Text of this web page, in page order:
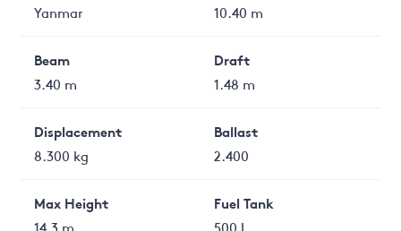
Yanmar
10.40 m
Beam
3.40 m
Draft
1.48 m
Displacement
8.300 kg
Ballast
2.400
Max Height
Fuel Tank